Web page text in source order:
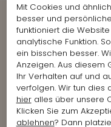
Mit Cookies und
besser und
funktioniert die
analytische Funktion.
ein bisschen besser.
Anzeigen. Aus diesem
Ihr Verhalten auf und
verfolgen. Wir tun dies
hieralles über unsere
Klicken Sie zum
ablehnen? Dann